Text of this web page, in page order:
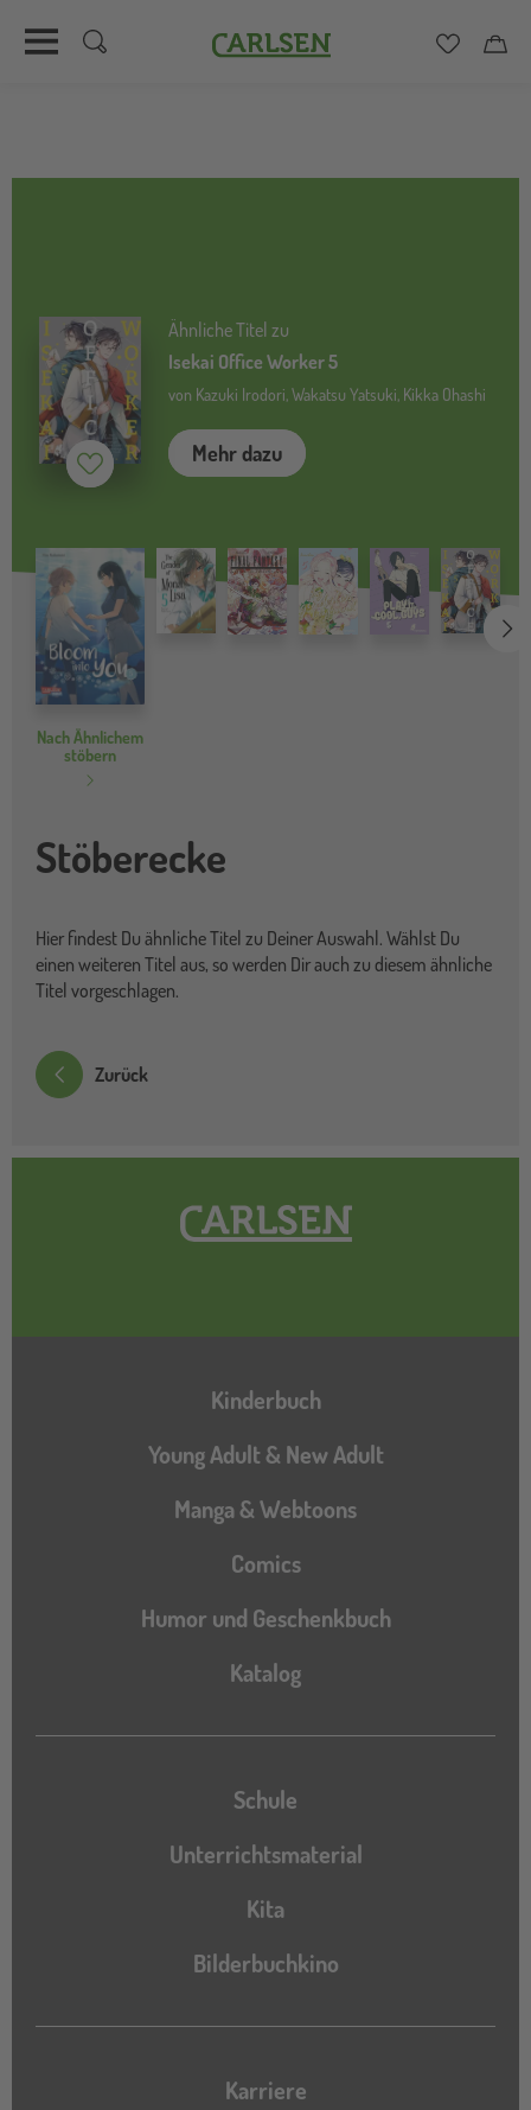
Carlsen
Ähnliche Titel zu
Isekai Office Worker 5
von Kazuki Irodori, Wakatsu Yatsuki, Kikka Ohashi
Mehr dazu
Merken ( inaktiv)
Nach Ähnlichem
stöbern
Stöberecke
Hier findest Du ähnliche Titel zu Deiner Auswahl. Wählst Du
einen weiteren Titel aus, so werden Dir auch zu diesem ähnliche
Titel vorgeschlagen.
Zurück
Hauptnavigation
Kinderbuch
Young Adult & New Adult
Manga & Webtoons
Comics
Humor und Geschenkbuch
Katalog
Katalog
Schule
Unterrichtsmaterial
Kita
Bilderbuchkino
Karriere